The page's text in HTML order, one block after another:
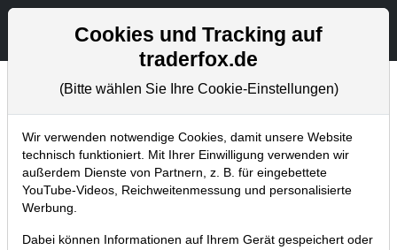
Aktien- und Artikelsuche
Chartanalysen
Home Blog Chartanalysen
Chartanalyse PayPal: Turnaround-
Signal im Big-Picture und
Analysten-Support!
Cookies und Tracking auf
traderfox.de
(Bitte wählen Sie Ihre Cookie-Einstellungen)
Wir verwenden notwendige Cookies, damit unsere Website
technisch funktioniert. Mit Ihrer Einwilligung verwenden wir
außerdem Dienste von Partnern, z. B. für eingebettete
YouTube-Videos, Reichweitenmessung und personalisierte
Werbung.
Dabei können Informationen auf Ihrem Gerät gespeichert oder